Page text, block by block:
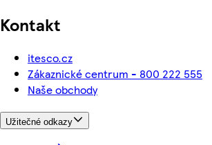
Kontakt
itesco.cz
Zákaznické centrum - 800 222 555
Naše obchody
Užitečné odkazy